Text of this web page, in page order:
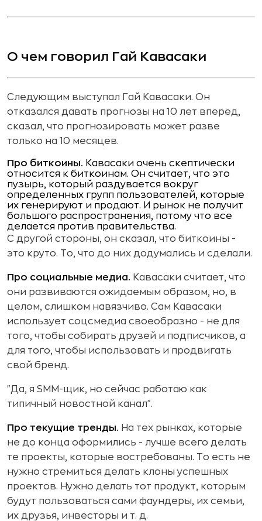
О чем говорил Гай Кавасаки
Следующим выступал Гай Кавасаки. Он
отказался давать прогнозы на 10 лет вперед,
сказал, что прогнозировать может разве
только на 10 месяцев.
Про биткоины. Кавасаки очень скептически
относится к биткоинам. Он считает, что это
пузырь, который раздувается вокруг
определенных групп пользователей, которые
их генерируют и продают. И рынок не получит
большого распространения, потому что все
делается против правительства.
С другой стороны, он сказал, что биткоины -
это круто. То, что до них додумались и сделали.
Про социальные медиа. Кавасаки считает, что
они развиваются ожидаемым образом, но, в
целом, слишком навязчиво. Сам Кавасаки
использует соцсмедиа своеобразно - не для
того, чтобы собирать друзей и подписчиков, а
для того, чтобы использовать и продвигать
свой бренд.
"Да, я SMM-щик, но сейчас работаю как
типичный новостной канал".
Про текущие тренды. На тех рынках, которые
не до конца оформились - лучше всего делать
те проекты, которые востребованы. То есть не
нужно стремиться делать клоны успешных
проектов. Нужно делать тот продукт, которым
будут пользоваться сами фаундеры, их семьи,
их друзья, инвесторы и т. д.